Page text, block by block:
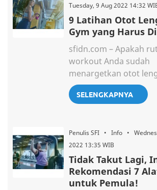
Tuesday, 9 Aug 2022 14:32
9 Latihan Otot
Gym yang Harus
sfidn.com – Apakah
workout Anda sudah
menargetkan otot
SELENGKAPNYA
Penulis SFI • Info •
2022 13:35 WIB
Tidak Takut Lagi,
Rekomendasi 7
untuk Pemula!